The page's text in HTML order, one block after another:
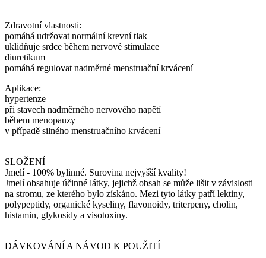
Zdravotní vlastnosti:
pomáhá udržovat normální krevní tlak
uklidňuje srdce během nervové stimulace
diuretikum
pomáhá regulovat nadměrné menstruační krvácení
Aplikace:
hypertenze
při stavech nadměrného nervového napětí
během menopauzy
v případě silného menstruačního krvácení
SLOŽENÍ
Jmelí - 100% bylinné. Surovina nejvyšší kvality!
Jmelí obsahuje účinné látky, jejichž obsah se může lišit v závislosti
na stromu, ze kterého bylo získáno. Mezi tyto látky patří lektiny,
polypeptidy, organické kyseliny, flavonoidy, triterpeny, cholin,
histamin, glykosidy a visotoxiny.
DÁVKOVÁNÍ A NÁVOD K POUŽITÍ